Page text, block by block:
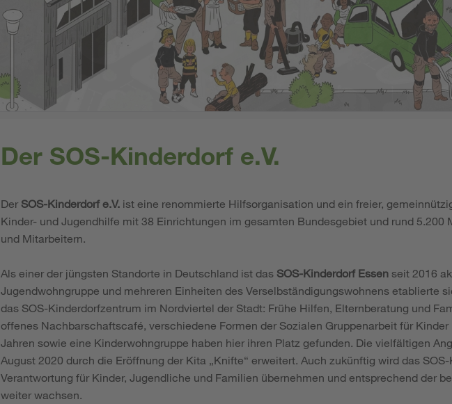
Der SOS-Kinderdorf e.V.
Der SOS-Kinderdorf e.V. ist eine renommierte Hilfsorganisation und ein freier,
Kinder- und Jugendhilfe mit 38 Einrichtungen im gesamten Bundesgebiet und rund 5.200
und Mitarbeitern.
Als einer der jüngsten Standorte in Deutschland ist das SOS-Kinderdorf Essen seit 2016
Jugendwohngruppe und mehreren Einheiten des Verselbständigungswohnens etablierte
das SOS-Kinderdorfzentrum im Nordviertel der Stadt: Frühe Hilfen, Elternberatung und
offenes Nachbarschaftscafé, verschiedene Formen der Sozialen Gruppenarbeit für Kinder
Jahren sowie eine Kinderwohngruppe haben hier ihren Platz gefunden. Die vielfältigen
August 2020 durch die Eröffnung der Kita „Knifte“ erweitert. Auch zukünftig wird das
Verantwortung für Kinder, Jugendliche und Familien übernehmen und entsprechend der
weiter wachsen.